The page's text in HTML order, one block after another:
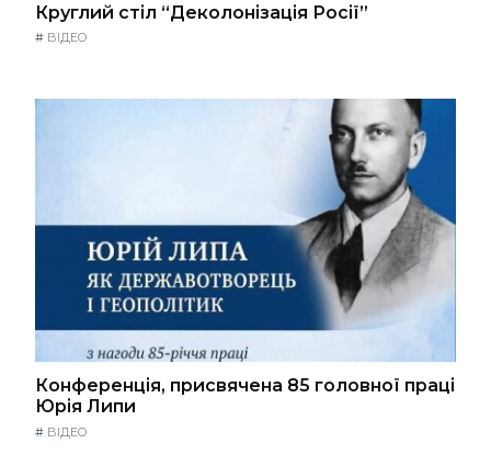
Круглий стіл “Деколонізація Росії”
# ВІДЕО
Конференція, присвячена 85 головної праці
Юрія Липи
# ВІДЕО